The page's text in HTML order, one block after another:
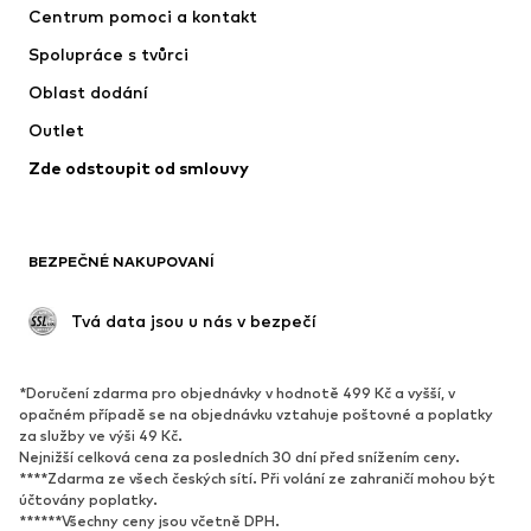
NIKE
Centrum pomoci a kontakt
Spolupráce s tvůrci
Oblast dodání
Outlet
Zde odstoupit od smlouvy
BEZPEČNÉ NAKUPOVANÍ
Tvá data jsou u nás v bezpečí
*Doručení zdarma pro objednávky v hodnotě 499 Kč a vyšší, v
opačném případě se na objednávku vztahuje poštovné a poplatky
za služby ve výši 49 Kč.
Nejnižší celková cena za posledních 30 dní před snížením ceny.
****Zdarma ze všech českých sítí. Při volání ze zahraničí mohou být
účtovány poplatky.
******Všechny ceny jsou včetně DPH.